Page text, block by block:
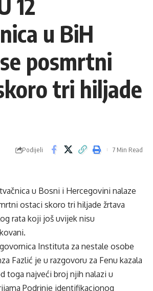
u BiH
posmrtni
tri hiljade
Podijeli 7 Min Read
u Bosni i Hercegovini nalaze
ostaci skoro tri hiljade žrtava
rata koji još uvijek nisu
Instituta za nestale osobe
Fazlić je u razgovoru za Fenu kazala
toga najveći broj njih nalazi u
Podrinje identifikacionog